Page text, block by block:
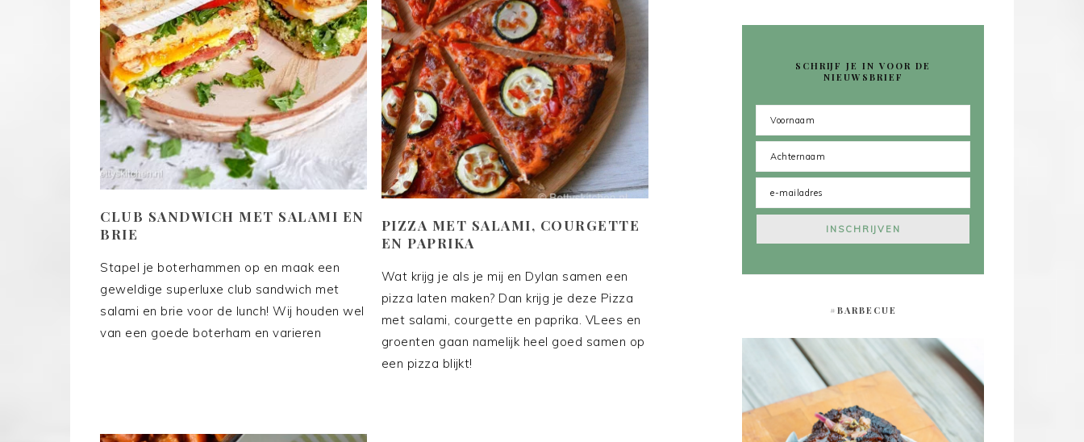
CLUB SANDWICH MET SALAMI EN
BRIE
Stapel je boterhammen op en maak een
geweldige superluxe club sandwich met
salami en brie voor de lunch! Wij houden wel
van een goede boterham en varieren
PIZZA MET SALAMI, COURGETTE
EN PAPRIKA
Wat krijg je als je mij en Dylan samen een
pizza laten maken? Dan krijg je deze Pizza
met salami, courgette en paprika. VLees en
groenten gaan namelijk heel goed samen op
een pizza blijkt!
SCHRIJF JE IN VOOR DE
NIEUWSBRIEF
#BARBECUE